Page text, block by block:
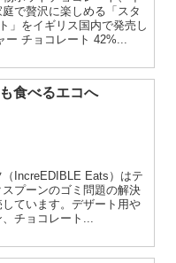
で贅沢に楽しめる「スタ
」をイギリス国内で発売し
ー チョコレート 42%...
食べるエコへ
IncreEDIBLE Eats）はテ
プーンのゴミ問題の解決
ています。デザート用や
チョコレート...